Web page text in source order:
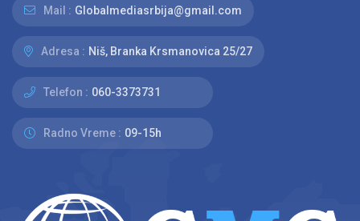
Mail : Globalmediasrbija@gmail.com
Adresa : Niš, Branka Krsmanovica 25/27
Telefon : 060-3373731
Radno Vreme : 09-15h